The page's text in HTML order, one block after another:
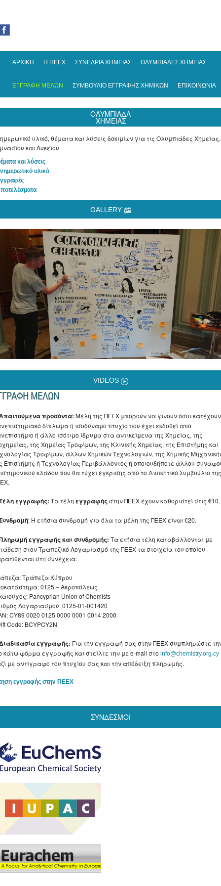
ΑΡΧΙΚΗ Η ΠΕΕΧ ΣΥΝΕΔΡΙΑ ΧΗΜΕΙΑΣ ΟΛΥΜΠΙΑΔΕΣ ΧΗΜΕΙΑΣ
ΕΓΓΡΑΦΗ ΜΕΛΩΝ ΣΥΜΒΟΥΛΙΟ ΕΓΓΡΑΦΗΣ ΧΗΜΙΚΩΝ ΕΠΙΚΟΙΝΩΝΙΑ
ΟΛΥΜΠΙΑΔΑ
ΧΗΜΕΙΑΣ
υλικό, θέματα και λύσεις δοκιμίων για τις Ολυμπιάδες Χημείας,
και Λυκείου
και λύσεις
υλικό
GALLERY
VIDEOS
ΜΕΛΩΝ
προσόντα: Μέλη της ΠΕΕΧ μπορούν να γίνουν όσοι κατέχουν
δίπλωμα ή ισοδύναμο πτυχίο που έχει εκδοθεί από
ή άλλο ισότιμο ίδρυμα στα αντικείμενα της Χημείας, της
της Χημείας Τροφίμων, της Κλινικής Χημείας, της Επιστήμης και
Τροφίμων, άλλων Χημικών Τεχνολογιών, της Χημικής
Επιστήμης ή Τεχνολογίας Περιβάλλοντος ή οποιουδήποτε άλλου
κλάδου που θα τύχει έγκρισης από το Διοικητικό Συμβούλιο της
εγγραφής: Τα τέλη εγγραφήςστην ΠΕΕΧ έχουν καθοριστεί στις €10.
: Η ετήσια συνδρομή για όλα τα μέλη της ΠΕΕΧ είναι €20.
εγγραφής και συνδρομής: Τα ετήσια τέλη καταβάλλονται με
στον Τραπεζικό Λογαριασμό της ΠΕΕΧ τα στοιχεία του οποίου
στη συνέχεια:
Τράπεζα Κύπρου
0125 – Ακροπόλεως
Pancyprian Union of Chemists
Λογαριασμού: 0125-01-001420
CY89 0020 0125 0000 0001 0014 2000
Code: BCYPCY2N
εγγραφής: Για την εγγραφή σας στην ΠΕΕΧ συμπληρώστε
κάτω φόρμα εγγραφής και στείλτε την με e-mail στο info@chemistry.org.cy
με αντίγραφο του πτυχίου σας και την απόδειξη πληρωμής.
εγγραφής στην ΠΕΕΧ
ΣΥΝΔΕΣΜΟΙ